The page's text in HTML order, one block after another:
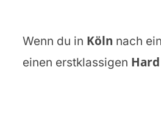
Wenn du in Köln nach
einen erstklassigen